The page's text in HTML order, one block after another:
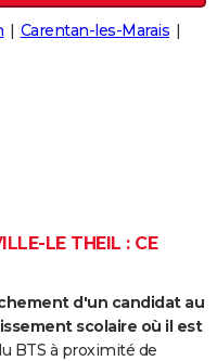
Carentan-les-Marais
LE THEIL : CE
d'un candidat au
scolaire où il est
BTS à proximité de